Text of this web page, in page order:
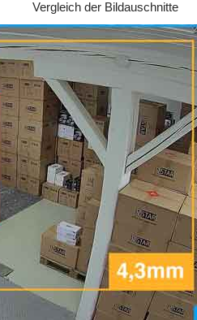
Vergleich der Bildauschnitte